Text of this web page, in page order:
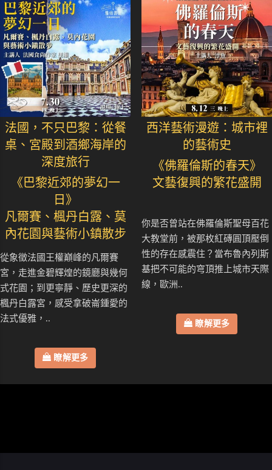
法國，不只巴黎：從餐
桌、宮殿到酒鄉海岸的
深度旅行
《巴黎近郊的夢幻一
日》
凡爾賽、楓丹白露、莫
內花園與藝術小鎮散步
從象徵法國王權巔峰的凡爾賽
宮，走進金碧輝煌的鏡廳與幾何
式花園；到更寧靜、歷史更深的
楓丹白露宮，感受拿破崙鍾愛的
法式優雅，..
瞭解更多
西洋藝術漫遊：城市裡
的藝術史
《佛羅倫斯的春天》
文藝復興的繁花盛開
你是否曾站在佛羅倫斯聖母百花
大教堂前，被那枚紅磚圓頂壓倒
性的存在感震住？當布魯內列斯
基把不可能的穹頂推上城市天際
線，歐洲..
瞭解更多